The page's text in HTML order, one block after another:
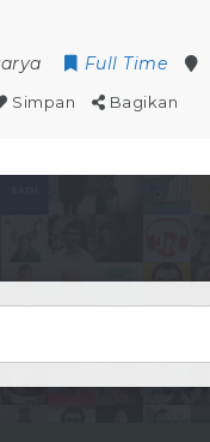
Full Time
Simpan Bagikan